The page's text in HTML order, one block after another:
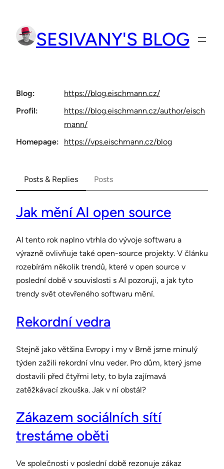
obsah
SESIVANY'S BLOG
Blog https://blog.eischmann.cz/
Profil
https://blog.eischmann.cz/author/eisch
mann/
Homepage
https://vps.eischmann.cz/blog
Posts & Replies Posts
Jak mění AI open source
AI tento rok naplno vtrhla do vývoje softwaru a
výrazně ovlivňuje také open-source projekty. V článku
rozebírám několik trendů, které v open source v
poslední době v souvislosti s AI pozoruji, a jak tyto
trendy svět otevřeného softwaru mění.
Rekordní vedra
Stejně jako většina Evropy i my v Brně jsme minulý
týden zažili rekordní vlnu veder. Pro dům, který jsme
dostavili před čtyřmi lety, to byla zajímavá
zatěžkávací zkouška. Jak v ní obstál?
Zákazem sociálních sítí
trestáme oběti
Ve společnosti v poslední době rezonuje zákaz